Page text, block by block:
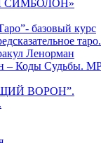
СИМБОЛОН»
базовый курс
таро.
Ленорман
– Коды Судьбы.
ВОРОН”.